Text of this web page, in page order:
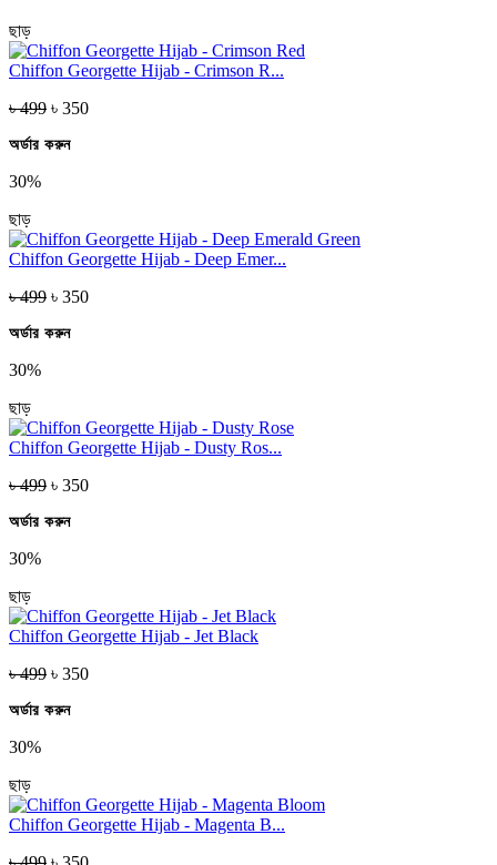
ছাড়
Chiffon Georgette Hijab - Crimson R...
৳ 499 ৳ 350
অর্ডার করুন
30%
ছাড়
Chiffon Georgette Hijab - Deep Emer...
৳ 499 ৳ 350
অর্ডার করুন
30%
ছাড়
Chiffon Georgette Hijab - Dusty Ros...
৳ 499 ৳ 350
অর্ডার করুন
30%
ছাড়
Chiffon Georgette Hijab - Jet Black
৳ 499 ৳ 350
অর্ডার করুন
30%
ছাড়
Chiffon Georgette Hijab - Magenta B...